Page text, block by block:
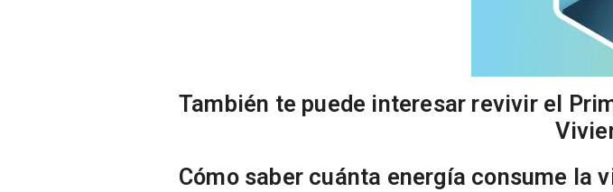
También te puede interesar revivir el
Cómo saber cuánta energía consume la